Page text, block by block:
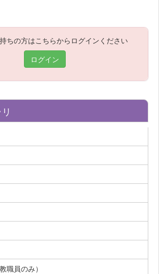
ちの方はこちらからログインください
ログイン
職員のみ）